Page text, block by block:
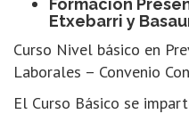
Formación
Etxebarri y
Curso Nivel básico en
Laborales – Convenio
El Curso Básico se